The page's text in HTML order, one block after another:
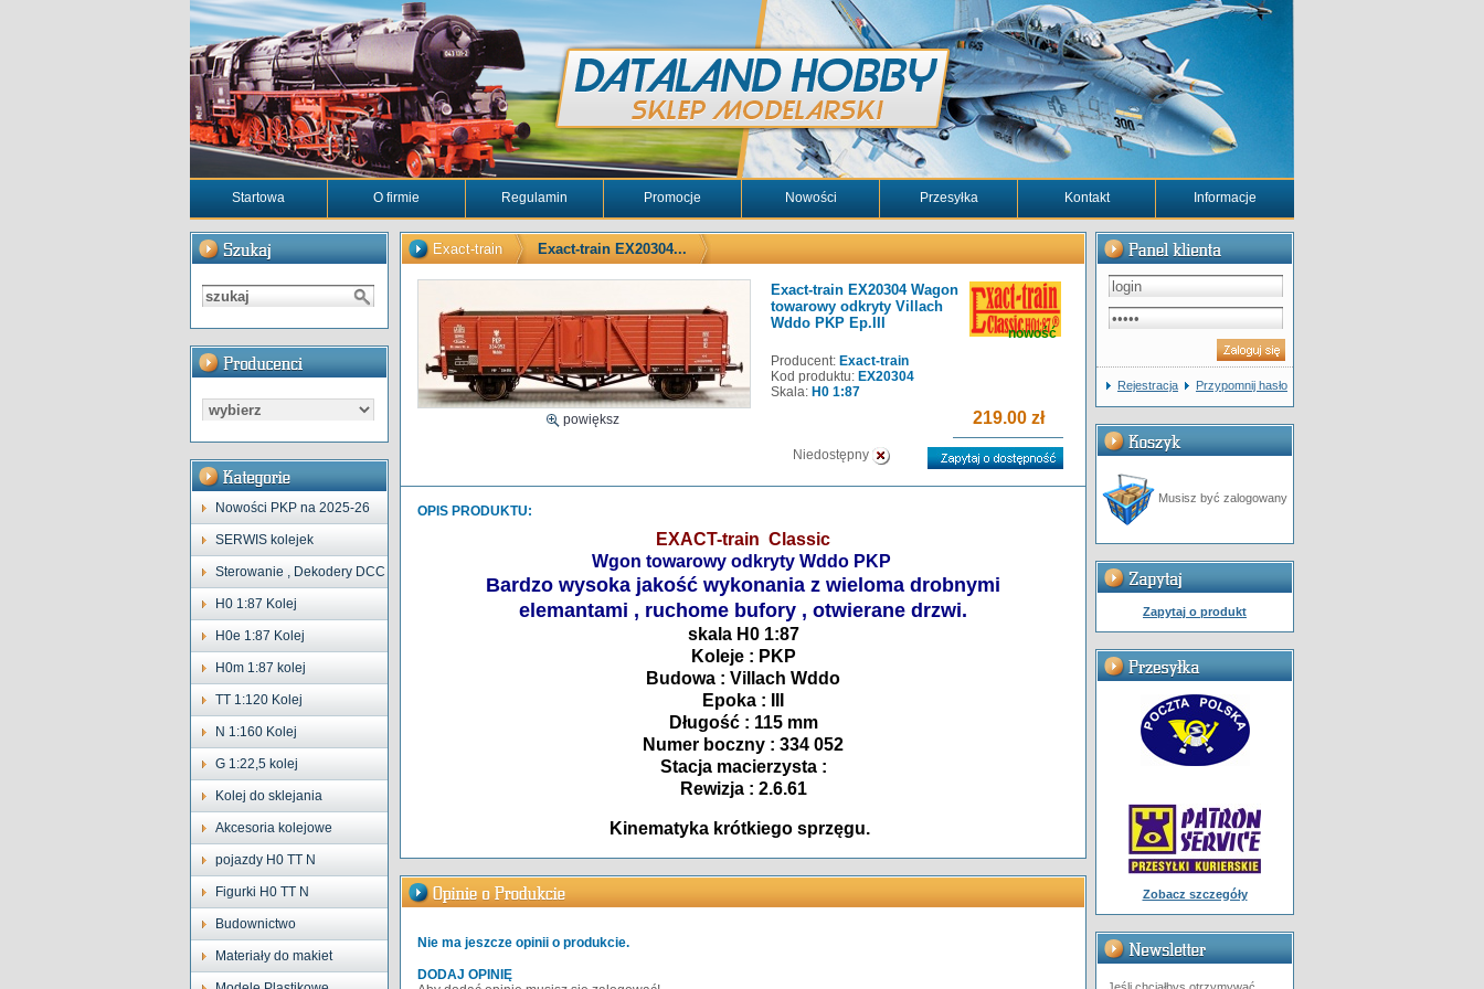
Startowa O firmie Regulamin Promocje Nowości Przesyłka Kontakt Informacje
Nowości PKP na 2025-26
SERWIS kolejek
Sterowanie , Dekodery DCC
H0 1:87 Kolej
H0e 1:87 Kolej
H0m 1:87 kolej
TT 1:120 Kolej
N 1:160 Kolej
G 1:22,5 kolej
Kolej do sklejania
Akcesoria kolejowe
pojazdy H0 TT N
Figurki H0 TT N
Budownictwo
Materiały do makiet
Exact-train Exact-train EX20304...
powiększ
Exact-train EX20304 Wagon
towarowy odkryty Villach
Wddo PKP Ep.III
Producent: Exact-train
Kod produktu: EX20304
Skala: H0 1:87
219.00 zł
nowość
Niedostępny
OPIS PRODUKTU:
EXACT-train Classic
Wgon towarowy odkryty Wddo PKP
Bardzo wysoka jakość wykonania z wieloma drobnymi
elemantami , ruchome bufory , otwierane drzwi.
skala H0 1:87
Koleje : PKP
Budowa : Villach Wddo
Epoka : III
Długość : 115 mm
Numer boczny : 334 052
Stacja macierzysta :
Rewizja : 2.6.61
Kinematyka krótkiego sprzęgu.
Nie ma jeszcze opinii o produkcie.
DODAJ OPINIĘ
Rejestracja Przypomnij hasło
Musisz być zalogowany
Zapytaj o produkt
Zobacz szczegóły